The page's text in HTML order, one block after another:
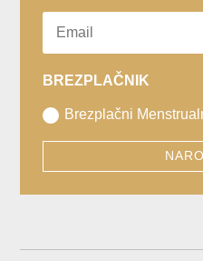
BREZPLAČNIK
Brezplačni